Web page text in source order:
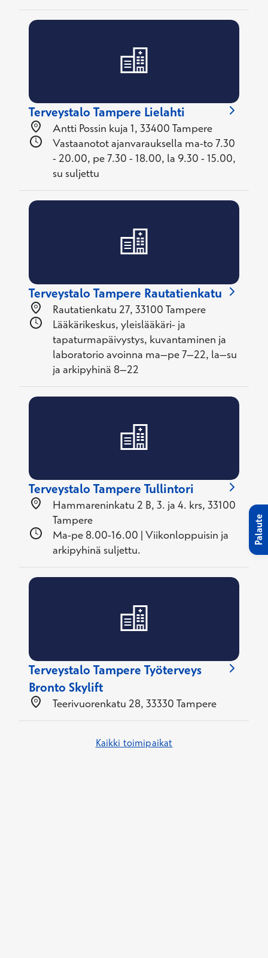
Terveystalo Tampere Lielahti
Antti Possin kuja 1, 33400 Tampere
Vastaanotot ajanvarauksella ma-to 7.30
- 20.00, pe 7.30 - 18.00, la 9.30 - 15.00,
su suljettu
Terveystalo Tampere Rautatienkatu
Rautatienkatu 27, 33100 Tampere
Lääkärikeskus, yleislääkäri- ja
tapaturmapäivystys, kuvantaminen ja
laboratorio avoinna ma–pe 7–22, la–su
ja arkipyhinä 8–22
Terveystalo Tampere Tullintori
Hammareninkatu 2 B, 3. ja 4. krs, 33100
Tampere
Ma-pe 8.00-16.00 | Viikonloppuisin ja
arkipyhinä suljettu.
Terveystalo Tampere Työterveys
Bronto Skylift
Teerivuorenkatu 28, 33330 Tampere
Kaikki toimipaikat
Palaute